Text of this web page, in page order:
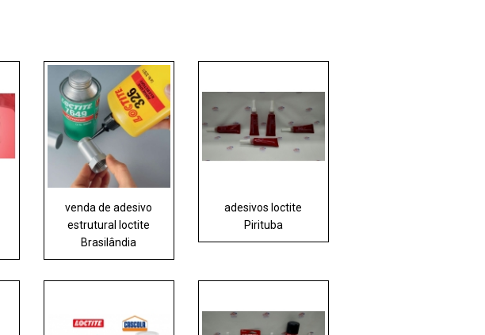
venda de adesivo
estrutural loctite
Brasilândia
adesivos loctite
Pirituba